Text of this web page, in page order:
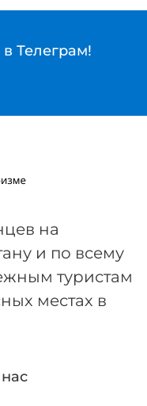
Телеграм!
на
и по всему
туристам
местах в